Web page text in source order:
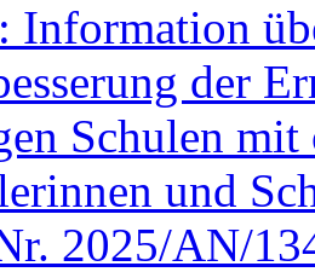
Information
der
Schulen
und
2025/AN/